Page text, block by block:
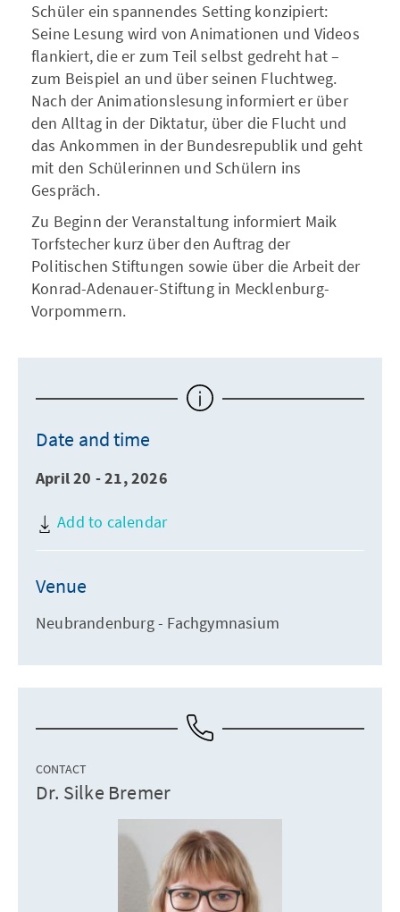
Schüler ein spannendes Setting konzipiert:
Seine Lesung wird von Animationen und Videos
flankiert, die er zum Teil selbst gedreht hat –
zum Beispiel an und über seinen Fluchtweg.
Nach der Animationslesung informiert er über
den Alltag in der Diktatur, über die Flucht und
das Ankommen in der Bundesrepublik und geht
mit den Schülerinnen und Schülern ins
Gespräch.
Zu Beginn der Veranstaltung informiert Maik
Torfstecher kurz über den Auftrag der
Politischen Stiftungen sowie über die Arbeit der
Konrad-Adenauer-Stiftung in Mecklenburg-
Vorpommern.
Date and time
April 20 - 21, 2026
Add to calendar
Venue
Neubrandenburg - Fachgymnasium
CONTACT
Dr. Silke Bremer